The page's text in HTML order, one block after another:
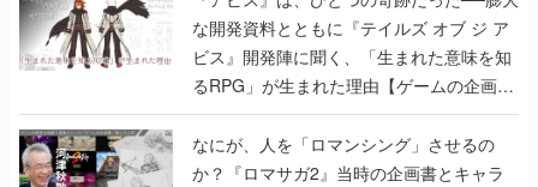
な開発資料とともに『テイルズ オブ ジ ア
ビス』開発陣に聞く、「生まれた意味を知
るRPG」が生まれた理由【ゲームの企画
書】
なにが、人を「ロマンシング」させるの
か？『ロマサガ2』当時の企画書とキャラ